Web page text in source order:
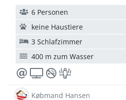
6 Personen
keine Haustiere
3 Schlafzimmer
400 m zum Wasser
Købmand Hansen